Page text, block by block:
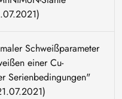
Schweißparameter
einer Cu-
Serienbedingungen"